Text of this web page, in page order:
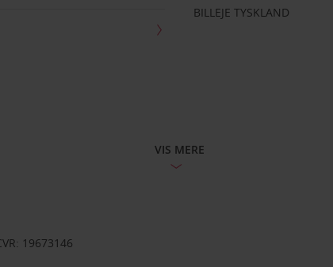
BILLEJE TYSKLAND
VIS MERE
19673146